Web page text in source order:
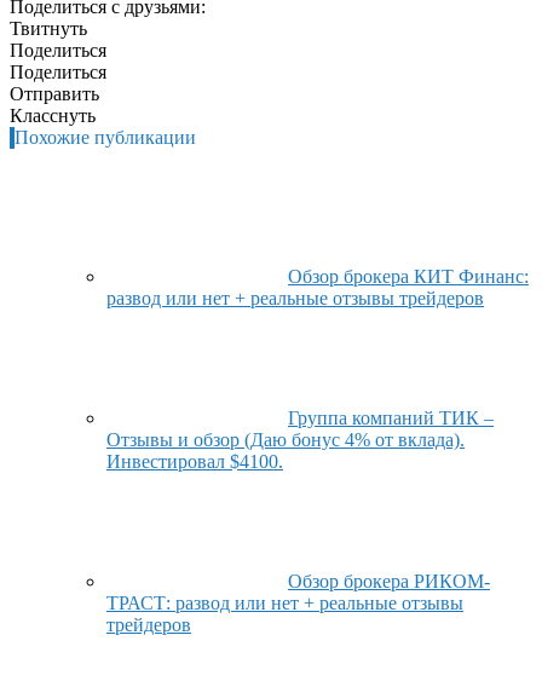
Поделиться с друзьями:
Твитнуть
Поделиться
Поделиться
Отправить
Класснуть
Похожие публикации
Обзор брокера КИТ Финанс:
развод или нет + реальные отзывы трейдеров
Группа компаний ТИК –
Отзывы и обзор (Даю бонус 4% от вклада).
Инвестировал $4100.
Обзор брокера РИКОМ-
ТРАСТ: развод или нет + реальные отзывы
трейдеров